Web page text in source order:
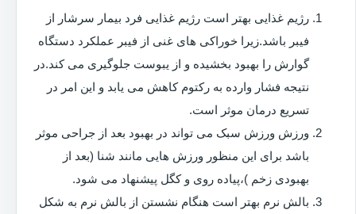
رژیم غذایی بهتر است رژیم غذایی فرد بیمار سرشار از
فیبر باشد.زیرا خوراکی های غنی از فیبر عملکرد دستگاه
گوارش را بهبود بخشیده و از یبوست جلوگیری می کند.در
نتیجه فشار وارده به رکتوم کاهش می یابد و این امر در
تسریع درمان موثر است.
ورزش ورزش سبک می تواند در بهبود بعد از جراحی موثر
باشد برای این منظور ورزش هایی مانند شنا (بعد از
بهبودی زخم )،پیاده روی و کگل پیشنهاد می شود.
بالش نرم بهتر است هنگام نشستن از بالش نرم به شکل